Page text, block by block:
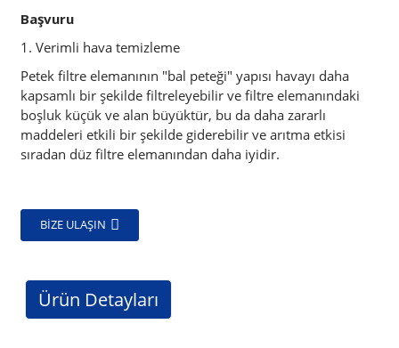
Başvuru
1. Verimli hava temizleme
Petek filtre elemanının "bal peteği" yapısı havayı daha
kapsamlı bir şekilde filtreleyebilir ve filtre elemanındaki
boşluk küçük ve alan büyüktür, bu da daha zararlı
maddeleri etkili bir şekilde giderebilir ve arıtma etkisi
sıradan düz filtre elemanından daha iyidir.
BIZE ULAŞIN
Ürün Detayları